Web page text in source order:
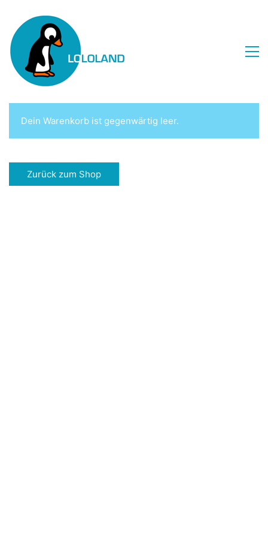
Dein Warenkorb ist gegenwärtig leer.
Zurück zum Shop